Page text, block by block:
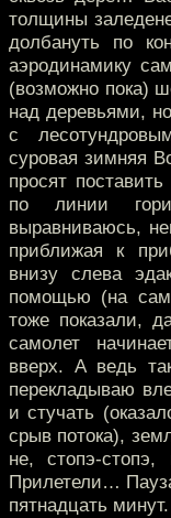
толщины
долбануть по
аэродинамику
(возможно пока)
над деревьями,
с
суровая зимняя
просят
по линии
выравниваюсь,
приближая к
внизу слева
помощью (на
тоже показали,
самолет
вверх. А ведь
перекладываю
и стучать
срыв потока),
не, стопэ-стопэ,
Прилетели…
пятнадцать минут.